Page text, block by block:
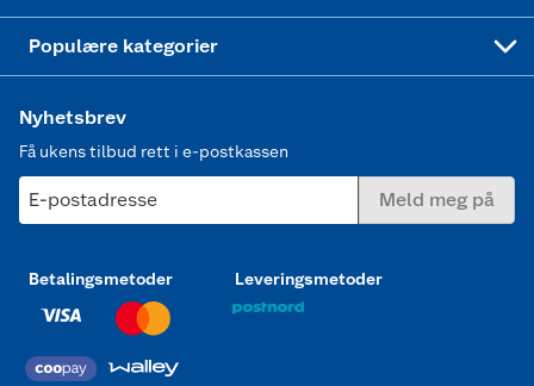
Populære kategorier
Nyhetsbrev
Få ukens tilbud rett i e-postkassen
E-postadresse Meld meg på
Betalingsmetoder Leveringsmetoder